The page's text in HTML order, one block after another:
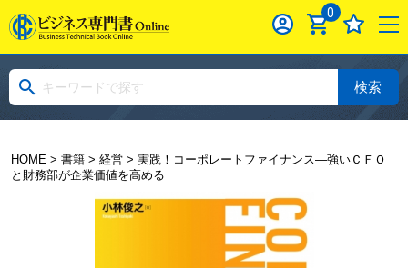
0
検索
HOME> 書籍> 経営> 実践！コーポレートファイナンス―強いＣＦＯ
と財務部が企業価値を高める